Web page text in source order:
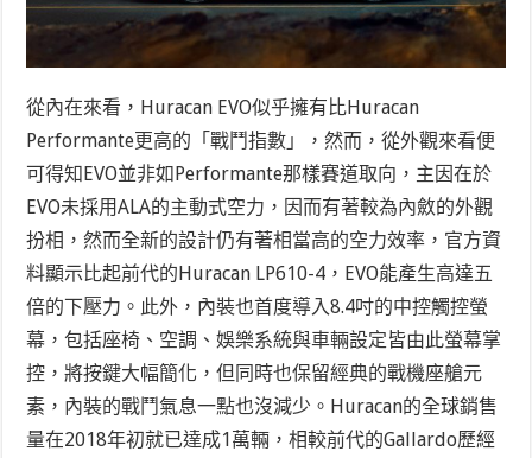
從內在來看，Huracan EVO似乎擁有比Huracan
Performante更高的「戰鬥指數」，然而，從外觀來看便
可得知EVO並非如Performante那樣賽道取向，主因在於
EVO未採用ALA的主動式空力，因而有著較為內斂的外觀
扮相，然而全新的設計仍有著相當高的空力效率，官方資
料顯示比起前代的Huracan LP610-4，EVO能產生高達五
倍的下壓力。此外，內裝也首度導入8.4吋的中控觸控螢
幕，包括座椅、空調、娛樂系統與車輛設定皆由此螢幕掌
控，將按鍵大幅簡化，但同時也保留經典的戰機座艙元
素，內裝的戰鬥氣息一點也沒減少。 Huracan的全球銷售
量在2018年初就已達成1萬輛，相較前代的Gallardo歷經